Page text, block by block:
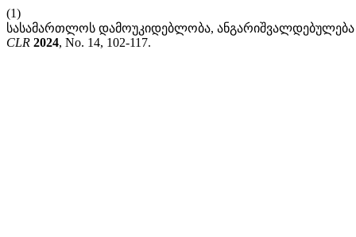
(1)
სასამართლოს დამოუკიდებლობა,
CLR 2024, No. 14, 102-117.